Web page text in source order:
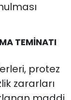
TEMİNATI
protez
zararları